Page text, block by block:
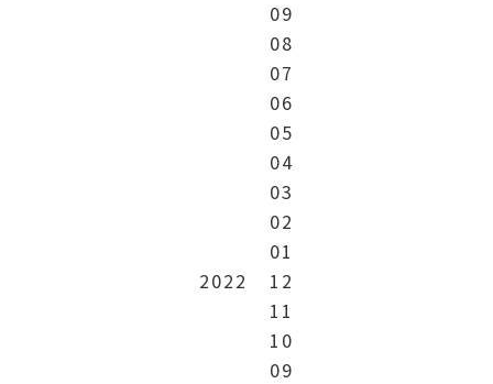
09
08
07
06
05
04
03
02
01
2022
12
11
10
09